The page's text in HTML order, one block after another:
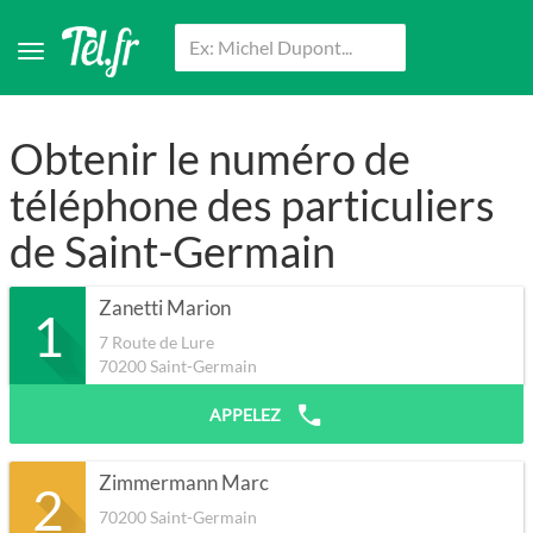
Obtenir le numéro de
téléphone des particuliers
de Saint-Germain
1 Zanetti Marion
7 Route de Lure
70200Saint-Germain
APPELEZ
2 Zimmermann Marc
70200Saint-Germain